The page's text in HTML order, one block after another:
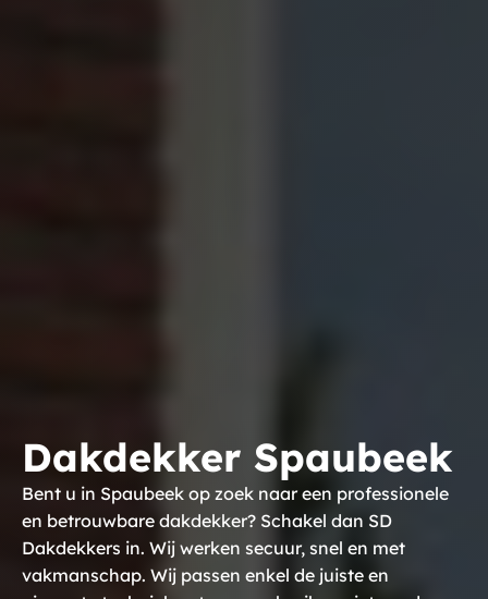
Dakdekker Spaubeek
Bent u in Spaubeek op zoek naar een professionele
en betrouwbare dakdekker? Schakel dan SD
Dakdekkers in. Wij werken secuur, snel en met
vakmanschap. Wij passen enkel de juiste en